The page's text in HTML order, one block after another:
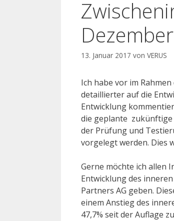
13. Januar 2017 von VERUS
Ich habe vor im Rahmen
detaillierter auf die
Entwicklung
die geplante zukünftige
der Prüfung und
vorgelegt werden. Dies
Gerne möchte ich allen
Entwicklung des
Partners AG geben.
einem Anstieg des
47,7% seit der Auflage